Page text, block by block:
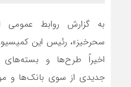
به گزارش روابط عمومی
سحرخیز»، رئیس این
اخیراً طرح‌‌ها و بسته‌های
جدیدی از سوی بانک‌ها و